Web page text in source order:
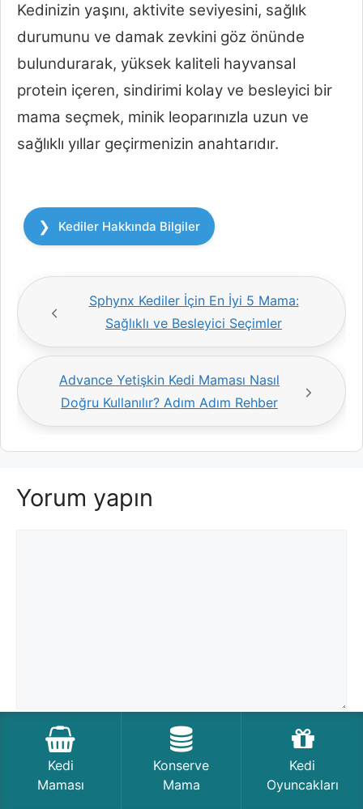
Kedinizin yaşını, aktivite seviyesini, sağlık
durumunu ve damak zevkini göz önünde
bulundurarak, yüksek kaliteli hayvansal
protein içeren, sindirimi kolay ve besleyici bir
mama seçmek, minik leoparınızla uzun ve
sağlıklı yıllar geçirmenizin anahtarıdır.
Kategoriler
Kediler Hakkında Bilgiler
Sphynx Kediler İçin En İyi 5 Mama:
Sağlıklı ve Besleyici Seçimler
Advance Yetişkin Kedi Maması Nasıl
Doğru Kullanılır? Adım Adım Rehber
Yorum yapın
Kedi
Maması
Konserve
Mama
Kedi
Oyuncakları